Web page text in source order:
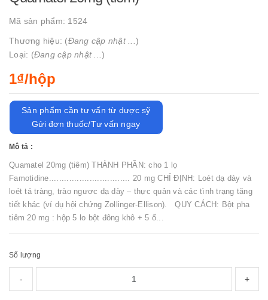
Mã sản phẩm: 1524
Thương hiệu: (Đang cập nhật ... )
Loại: (Đang cập nhật ... )
1₫/hộp
Sản phẩm cần tư vấn từ dược sỹ
Gửi đơn thuốc/Tư vấn ngay
Mô tả :
Quamatel 20mg (tiêm) THÀNH PHẦN: cho 1 lọ
Famotidine................................ 20 mg CHỈ ĐỊNH: Loét dạ dày và
loét tá tràng, trào ngươc dạ dày – thực quản và các tình trạng tăng
tiết khác (ví dụ hội chứng Zollinger-Ellison). QUY CÁCH: Bột pha
tiêm 20 mg : hộp 5 lo bột đông khô + 5 ố...
Số lượng
- +